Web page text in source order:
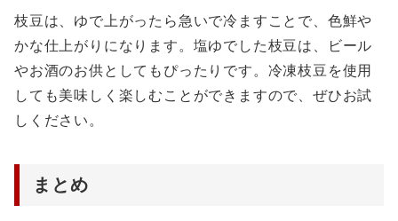
枝豆は、ゆで上がったら急いで冷ますことで、色鮮や
かな仕上がりになります。塩ゆでした枝豆は、ビール
やお酒のお供としてもぴったりです。冷凍枝豆を使用
しても美味しく楽しむことができますので、ぜひお試
しください。
まとめ